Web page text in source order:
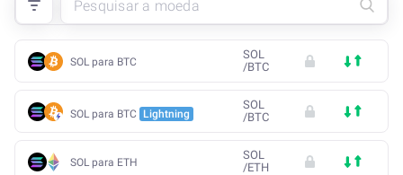
SOL para BTC
SOL
/BTC
SOL para BTC Lightning
SOL
/BTC
SOL para ETH
SOL
/ETH